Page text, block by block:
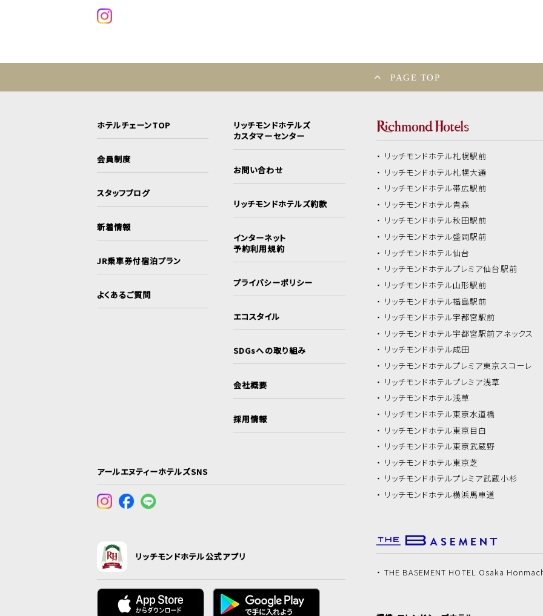
PAGE TOP
ホテルチェーンTOP
会員制度
スタッフブログ
新着情報
JR乗車券付宿泊プラン
よくあるご質問
リッチモンドホテルズ
カスタマーセンター
お問い合わせ
リッチモンドホテルズ約款
インターネット
予約利用規約
プライバシーポリシー
エコスタイル
SDGsへの取り組み
会社概要
採用情報
アールエヌティーホテルズSNS
リッチモンドホテル公式アプリ
リッチモンドホテル札幌駅前
リッチモンドホテル札幌大通
リッチモンドホテル帯広駅前
リッチモンドホテル青森
リッチモンドホテル秋田駅前
リッチモンドホテル盛岡駅前
リッチモンドホテル仙台
リッチモンドホテルプレミア仙台駅前
リッチモンドホテル山形駅前
リッチモンドホテル福島駅前
リッチモンドホテル宇都宮駅前
リッチモンドホテル宇都宮駅前アネックス
リッチモンドホテル成田
リッチモンドホテルプレミア東京スコーレ
リッチモンドホテルプレミア浅草
リッチモンドホテル浅草
リッチモンドホテル東京水道橋
リッチモンドホテル東京目白
リッチモンドホテル東京武蔵野
リッチモンドホテル東京芝
リッチモンドホテルプレミア武蔵小杉
リッチモンドホテル横浜馬車道
THE BASEMENT HOTEL Osaka